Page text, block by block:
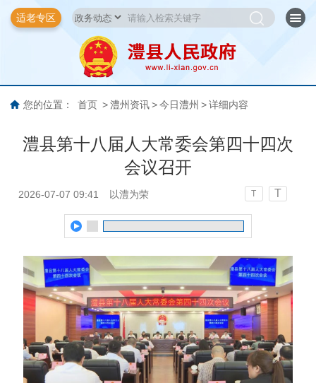
适老专区
您的位置： 首页 > 澧州资讯 > 今日澧州 > 详细内容
澧县第十八届人大常委会第四十四次
会议召开
2026-07-07 09:41 以澧为荣 T T